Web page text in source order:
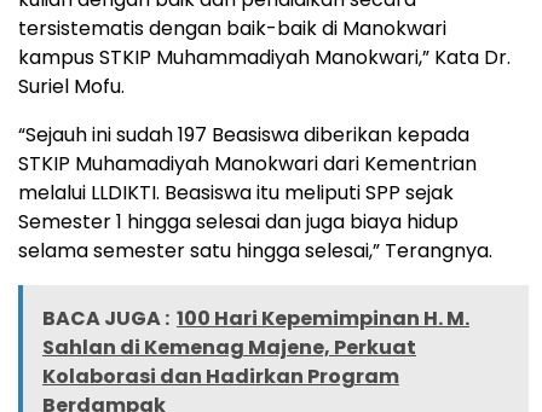
tersistematis dengan baik-baik di Manokwari
kampus STKIP Muhammadiyah Manokwari,” Kata Dr.
Suriel Mofu.
“Sejauh ini sudah 197 Beasiswa diberikan kepada
STKIP Muhamadiyah Manokwari dari Kementrian
melalui LLDIKTI. Beasiswa itu meliputi SPP sejak
Semester 1 hingga selesai dan juga biaya hidup
selama semester satu hingga selesai,” Terangnya.
BACA JUGA : 100 Hari Kepemimpinan H. M.
Sahlan di Kemenag Majene, Perkuat
Kolaborasi dan Hadirkan Program
Berdampak